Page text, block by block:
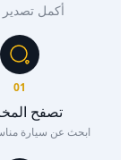
أكمل تصدير
01
تصفح
ابحث عن سيارة